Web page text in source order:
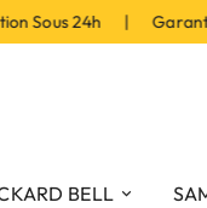
Sous 24h | Garantie
BELL